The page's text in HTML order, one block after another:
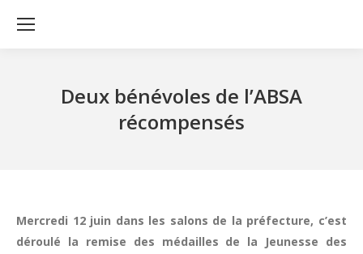
Deux bénévoles de l’ABSA
récompensés
Mercredi 12 juin dans les salons de la préfecture, c’est
déroulé la remise des médailles de la Jeunesse des